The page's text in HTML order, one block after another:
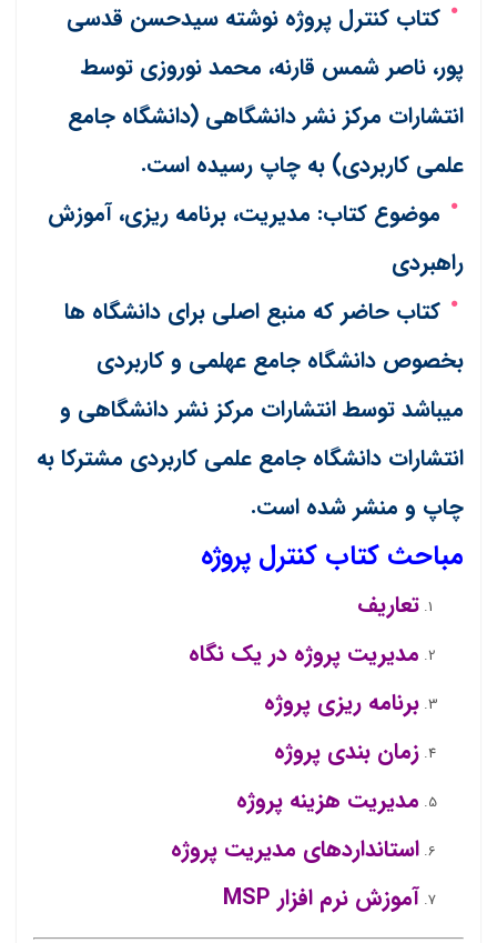
کتاب کنترل پروژه نوشته سیدحسن قدسی
پور، ناصر شمس قارنه، محمد نوروزی توسط
انتشارات مرکز نشر دانشگاهی (دانشگاه جامع
علمی کاربردی) به چاپ رسیده است.
موضوع کتاب: مدیریت، برنامه ریزی، آموزش
راهبردی
کتاب حاضر که منبع اصلی برای دانشگاه ها
بخصوص دانشگاه جامع عهلمی و کاربردی
میباشد توسط انتشارات مرکز نشر دانشگاهی و
انتشارات دانشگاه جامع علمی کاربردی مشترکا به
چاپ و منشر شده است.
مباحث کتاب کنترل پروژه
تعاریف
مدیریت پروژه در یک نگاه
برنامه ریزی پروژه
زمان بندی پروژه
مدیریت هزینه پروژه
استانداردهای مدیریت پروژه
آموزش نرم افزار MSP